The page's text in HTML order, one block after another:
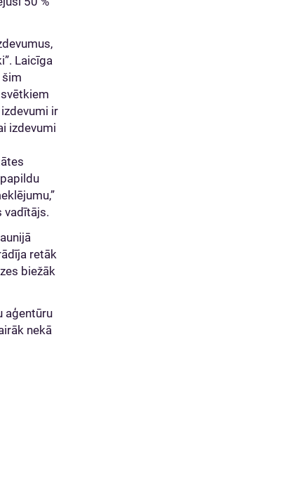
Laicīga
šim
ir
izdevumi
vadītājs.
retāk
biežāk
aģentūru
nekā